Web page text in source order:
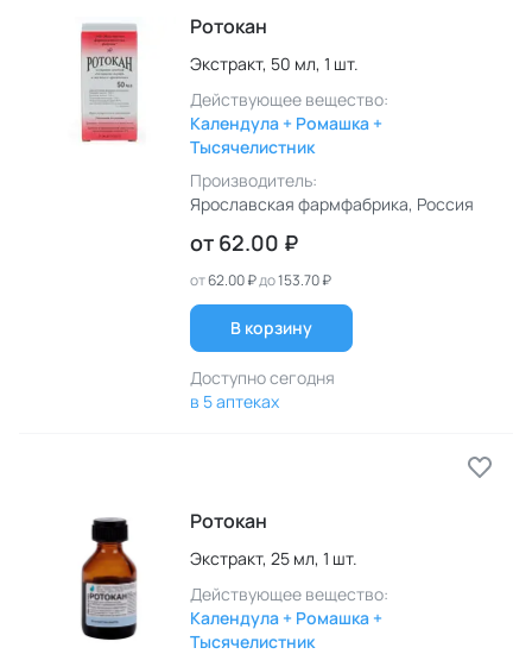
Ротокан
Экстракт, 50 мл, 1 шт.
Действующее вещество:
Календула + Ромашка +
Тысячелистник
Производитель:
Ярославская фармфабрика, Россия
от 62.00 ₽
от62.00 ₽до153.70 ₽
В корзину
Доступно сегодня
в 5 аптеках
Ротокан
Экстракт, 25 мл, 1 шт.
Действующее вещество:
Календула + Ромашка +
Тысячелистник